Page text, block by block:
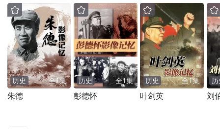
鼓：吴俊玮 吉他：褚一涵 贝斯：赵政杰
指导教师：霍辰飞 何亚琪 张卫
历史 全1集
朱德
历史 全1集
彭德怀
历史 全1集
叶剑英 刘